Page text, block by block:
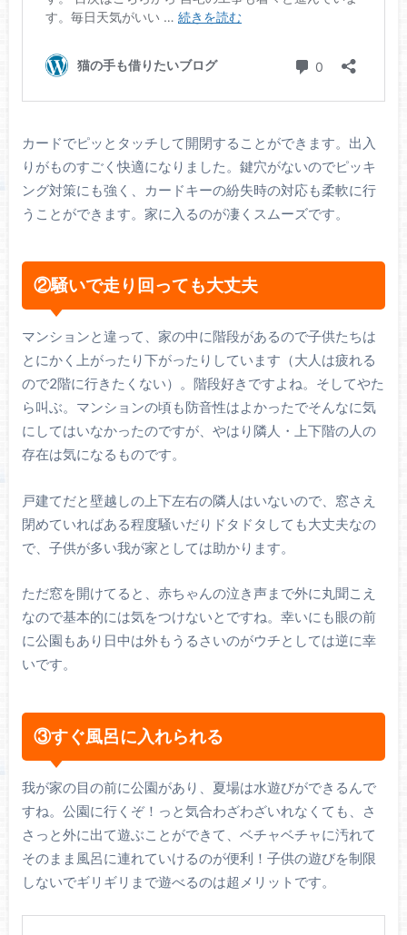
カードでピッとタッチして開閉することができます。出入
りがものすごく快適になりました。鍵穴がないのでピッキ
ング対策にも強く、カードキーの紛失時の対応も柔軟に行
うことができます。家に入るのが凄くスムーズです。
②騒いで走り回っても大丈夫
マンションと違って、家の中に階段があるので子供たちは
とにかく上がったり下がったりしています（大人は疲れる
ので2階に行きたくない）。階段好きですよね。そしてやた
ら叫ぶ。マンションの頃も防音性はよかったでそんなに気
にしてはいなかったのですが、やはり隣人・上下階の人の
存在は気になるものです。
戸建てだと壁越しの上下左右の隣人はいないので、窓さえ
閉めていればある程度騒いだりドタドタしても大丈夫なの
で、子供が多い我が家としては助かります。
ただ窓を開けてると、赤ちゃんの泣き声まで外に丸聞こえ
なので基本的には気をつけないとですね。幸いにも眼の前
に公園もあり日中は外もうるさいのがウチとしては逆に幸
いです。
③すぐ風呂に入れられる
我が家の目の前に公園があり、夏場は水遊びができるんで
すね。公園に行くぞ！っと気合わざわざいれなくても、さ
さっと外に出て遊ぶことができて、ベチャベチャに汚れて
そのまま風呂に連れていけるのが便利！子供の遊びを制限
しないでギリギリまで遊べるのは超メリットです。